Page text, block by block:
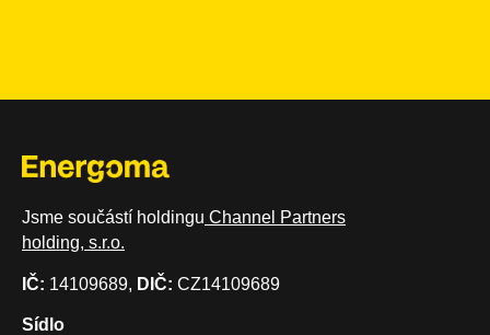
Jsme součástí holdingu Channel Partners
holding, s.r.o.
IČ: 14109689, DIČ: CZ14109689
Sídlo